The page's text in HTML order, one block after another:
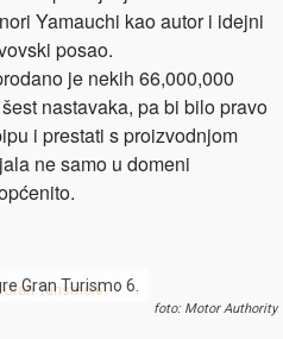
Yamauchi kao autor i idejni
posao.
je nekih 66,000,000
nastavaka, pa bi bilo pravo
i prestati s proizvodnjom
ne samo u domeni
Gran Turismo 6.
foto: Motor Authority